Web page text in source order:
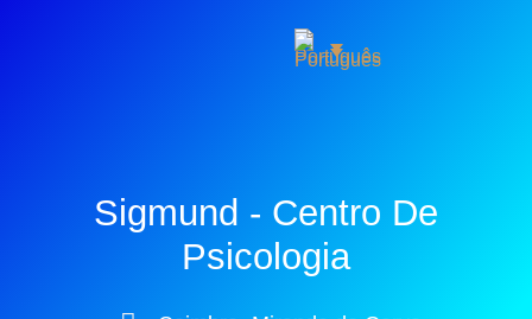
Sigmund - Centro De
Psicologia